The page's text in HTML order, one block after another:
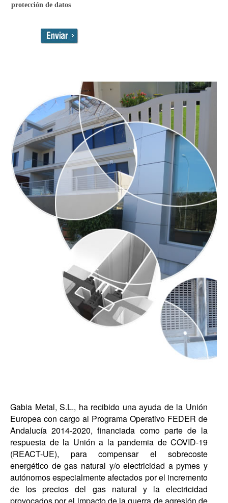
protección de datos
Gabia Metal, S.L., ha recibido una ayuda de la Unión
Europea con cargo al Programa Operativo FEDER de
Andalucía 2014-2020, financiada como parte de la
respuesta de la Unión a la pandemia de COVID-19
(REACT-UE), para compensar el sobrecoste
energético de gas natural y/o electricidad a pymes y
autónomos especialmente afectados por el incremento
de los precios del gas natural y la electricidad